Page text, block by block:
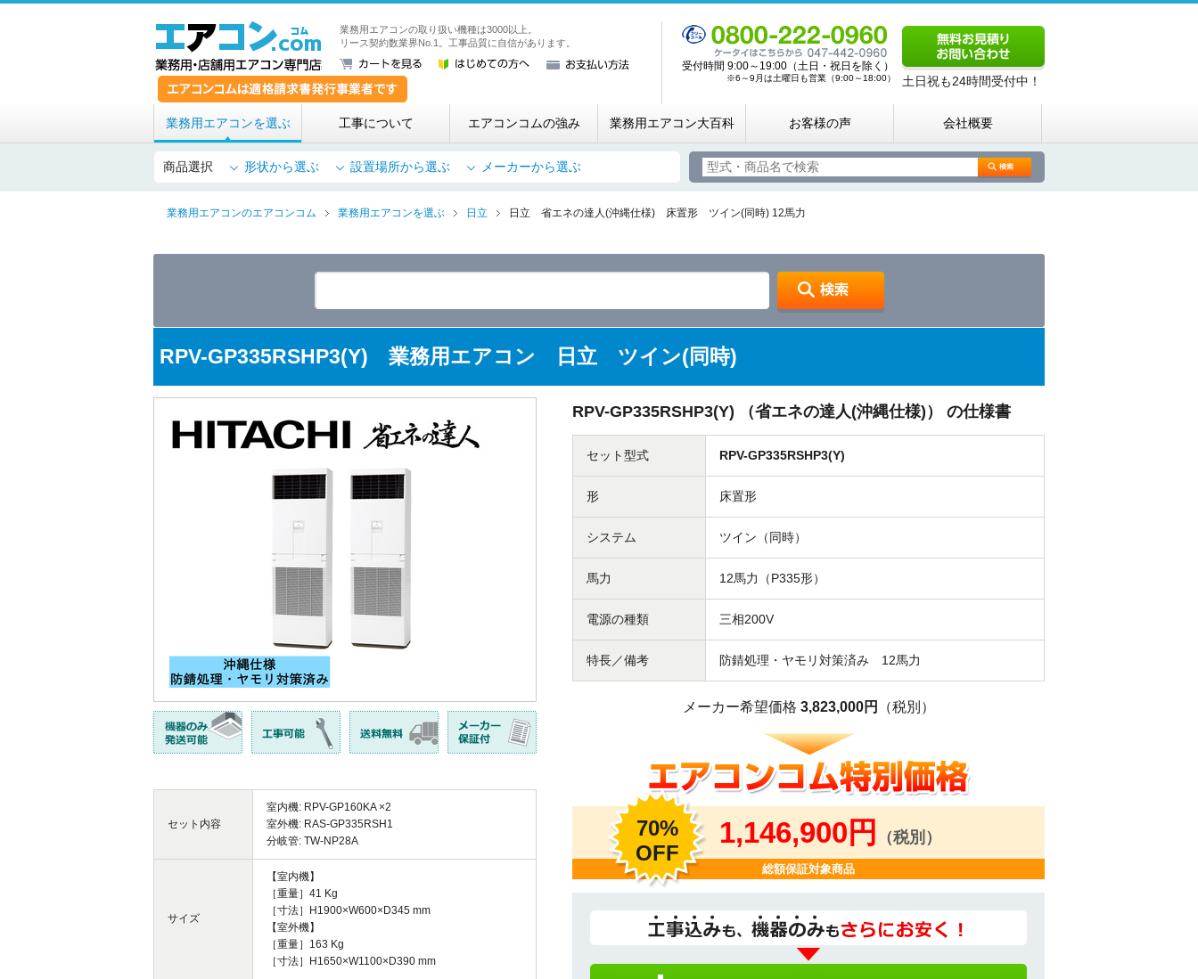
業務用・店舗用エアコン専門店 エアコンコム
業務用エアコンの取り扱い機種は3000以上。
リース契約数業界No.1。工事品質に自信があります。
受付時間 9:00～19:00（土日・祝日を除く）
※6～9月は土曜日も営業（9:00～18:00） 土日祝も24時間受付中！
業務用エアコンを選ぶ 工事について エアコンコムの強み 業務用エアコン大百科 お客様の声 会社概要
商品選択 形状から選ぶ 設置場所から選ぶ メーカーから選ぶ
業務用エアコンのエアコンコム 業務用エアコンを選ぶ 日立 日立 省エネの達人(沖縄仕様) 床置形 ツイン(同時) 12馬力
RPV-GP335RSHP3(Y) 業務用エアコン 日立 ツイン(同時)
セット内容
室内機: RPV-GP160KA ×2
室外機: RAS-GP335RSH1
分岐管: TW-NP28A
サイズ
【室内機】
［重量］41 Kg
［寸法］H1900×W600×D345 mm
【室外機】
［重量］163 Kg
［寸法］H1650×W1100×D390 mm
RPV-GP335RSHP3(Y) （省エネの達人(沖縄仕様)） の仕様書
セット型式 RPV-GP335RSHP3(Y)
形 床置形
システム ツイン（同時）
馬力 12馬力（P335形）
電源の種類 三相200V
特長／備考 防錆処理・ヤモリ対策済み 12馬力
メーカー希望価格 3,823,000円 （税別）
70%
OFF
1,146,900円 （税別）
総額保証対象商品